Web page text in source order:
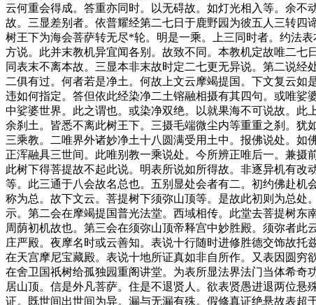
云何重会得成。答重亦同时。以无碍故。如灯光相入等。余
故。三显差别者。依普耀经第二七日于鹿野园为彼五人三转
树王下为海会菩萨转无尽*轮。明是一乘。上三同时者。约法
方说。此并末教机异宜闻各别。故致不同。本教机定故唯二
同表末不离本故。三显本非末故时定二七更无异说。第二说
二俱有过。何者若是净土。何故上文云摩竭提国。下文复云
违如何指定。答但依此经染净二土镕融相摄有其四句。或唯
中娑婆世界。此之谓也。或染净双绝。以就果海不可说故。
余刹土。皆悉不离此树王下。三摄毛端微尘内等重重之刹。
三乘教。二唯界外诸妙净土十八圆满受用土中。报佛说处。
正浑融具三世间。此唯别教一乘说处。今所辨正唯后一。兼
此树下得菩提故不起此说。明表所说如所得故。非逐异机有
等。此三通于八会故名总也。五别显处会者有二。初约佛赴
称为总。故下文云。菩提树下须弥山顶等。是故此初则为总
示。第二会在摩竭提国普光法堂。西域相传。此堂去菩提树
周荫初机故也。第三会在须弥山顶帝释宫中妙胜殿。须弥者
庄严殿。夜摩名时或云善知。表说十行随时进修胜德交饰故
在天宫摩尼宝藏殿。表说十地所证真如非自所作。又表因圆
在舍卫国祇树给孤独园重阁讲堂。为表所显法界法门当体希
居山顶。信是外凡菩萨。住是不退贤人。欲表贤愚进退两位
证。既世间出世间为异。漏与无漏有殊。假修真证绝悬故表